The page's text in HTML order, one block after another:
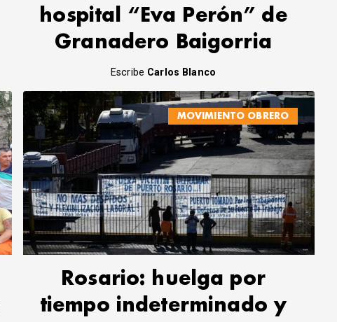
hospital “Eva Perón” de
Granadero Baigorria
Escribe Carlos Blanco
MOVIMIENTO OBRERO
Rosario: huelga por
tiempo indeterminado y